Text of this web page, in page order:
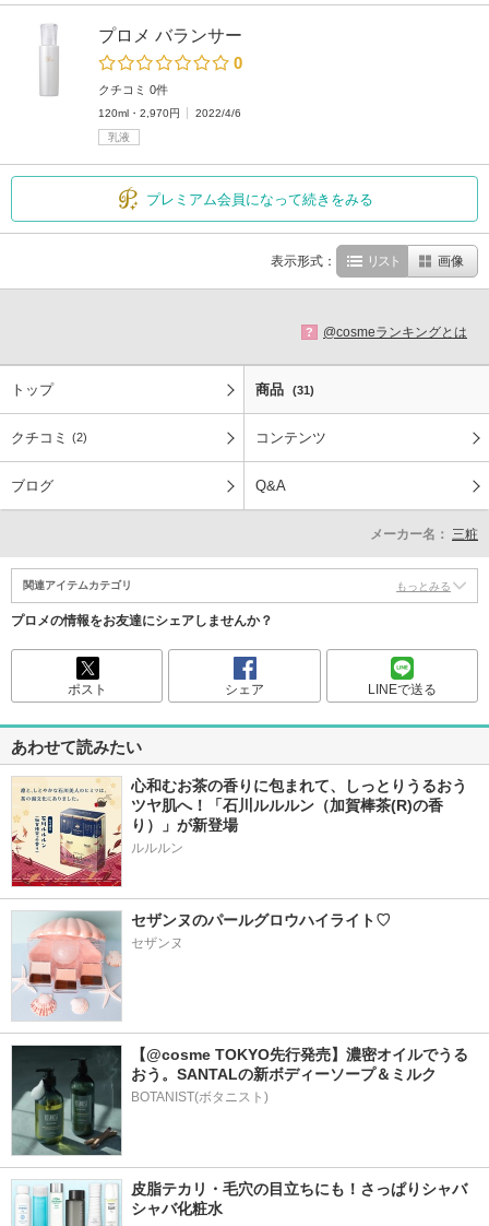
プロメ バランサー
0
クチコミ 0件
120ml・2,970円
2022/4/6
乳液
プレミアム会員になって続きをみる
表示形式： リスト 画像
? @cosmeランキングとは
トップ 商品 (31)
クチコミ (2) コンテンツ
ブログ Q&A
メーカー名： 三粧
関連アイテムカテゴリ もっとみる
プロメの情報をお友達にシェアしませんか？
ポスト シェア LINEで送る
あわせて読みたい
心和むお茶の香りに包まれて、しっとりうるおう
ツヤ肌へ！「石川ルルルン（加賀棒茶(R)の香
り）」が新登場
セザンヌのパールグロウハイライト♡
セザンヌ
【@cosme TOKYO先行発売】濃密オイルでうる
おう。SANTALの新ボディーソープ＆ミルク
BOTANIST(ボタニスト)
皮脂テカリ・毛穴の目立ちにも！さっぱりシャバ
シャバ化粧水